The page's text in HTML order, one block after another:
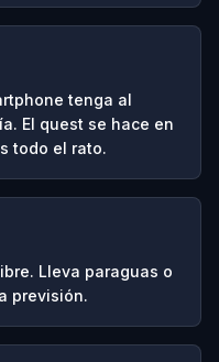
tenga al
El quest se hace en
todo el rato.
Lleva paraguas o
previsión.